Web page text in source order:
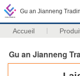
Gu an Jianneng
Accueil
Gu an Jianneng